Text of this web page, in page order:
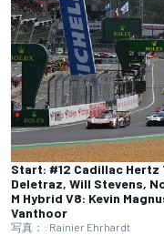
Start: #12 Cadillac Hertz
Deletraz, Will Stevens,
M Hybrid V8: Kevin
Vanthoor
写真：: Rainier Ehrhardt